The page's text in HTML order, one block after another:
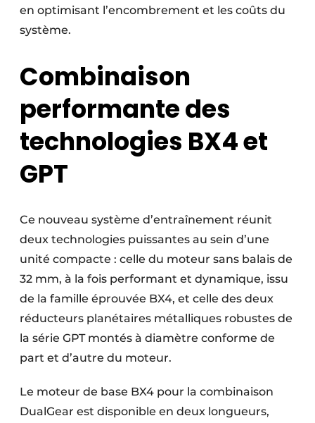
en optimisant l’encombrement et les coûts du
système.
Combinaison
performante des
technologies BX4 et
GPT
Ce nouveau système d’entraînement réunit
deux technologies puissantes au sein d’une
unité compacte : celle du moteur sans balais de
32 mm, à la fois performant et dynamique, issu
de la famille éprouvée BX4, et celle des deux
réducteurs planétaires métalliques robustes de
la série GPT montés à diamètre conforme de
part et d’autre du moteur.
Le moteur de base BX4 pour la combinaison
DualGear est disponible en deux longueurs,